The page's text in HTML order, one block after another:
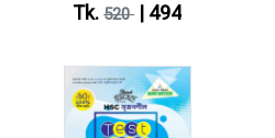
Tk.520| 494